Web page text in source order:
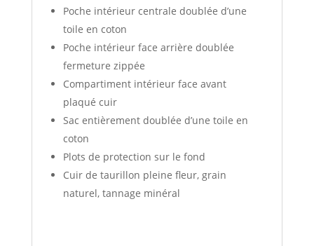
Poche intérieur centrale doublée d’une
toile en coton
Poche intérieur face arrière doublée
fermeture zippée
Compartiment intérieur face avant
plaqué cuir
Sac entièrement doublée d’une toile en
coton
Plots de protection sur le fond
Cuir de taurillon pleine fleur, grain
naturel, tannage minéral